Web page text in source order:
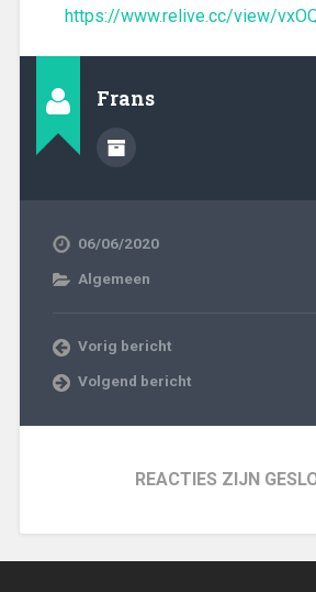
https://www.relive.cc/view/
Frans
06/06/2020
Algemeen
Vorig bericht
Volgend bericht
REACTIES ZIJN